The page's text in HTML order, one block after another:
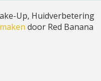
Up, Huidverbetering
door Red Banana